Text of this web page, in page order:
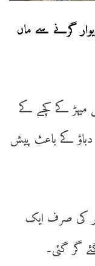
گرنے سے ماں
میہڑ کے کچے کے
دباؤ کے باعث پیش
کی صرف ایک
گر گئی۔